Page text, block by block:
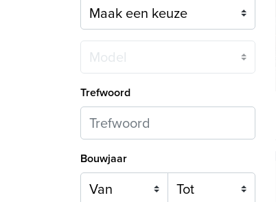
Trefwoord
Bouwjaar